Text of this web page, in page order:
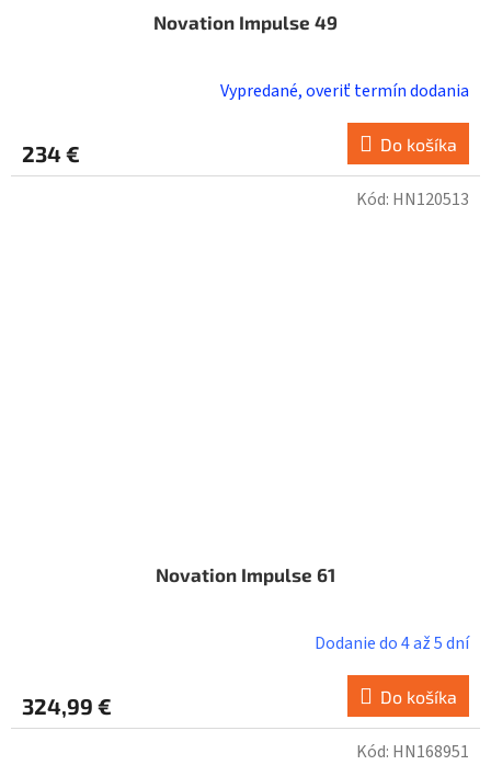
Novation Impulse 49
Vypredané, overiť termín dodania
234 € Do košíka
Novation Impulse 61
Dodanie do 4 až 5 dní
324,99 € Do košíka
Kód: HN120513
Kód: HN168951